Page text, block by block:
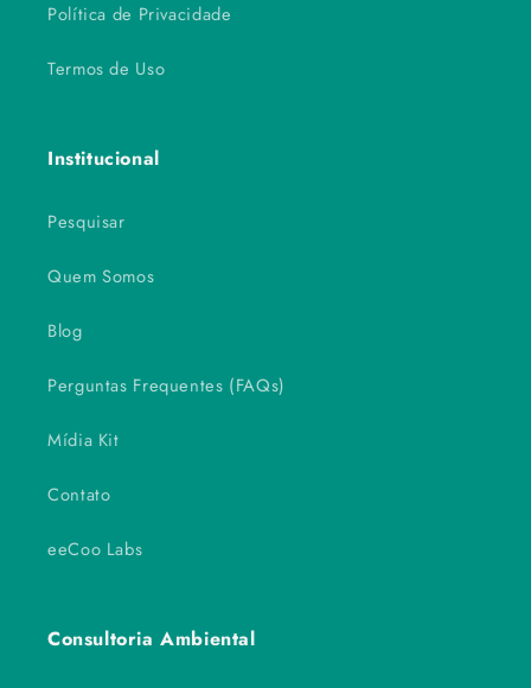
Política de Privacidade
Termos de Uso
Institucional
Pesquisar
Quem Somos
Blog
Perguntas Frequentes (FAQs)
Mídia Kit
Contato
eeCoo Labs
Consultoria Ambiental